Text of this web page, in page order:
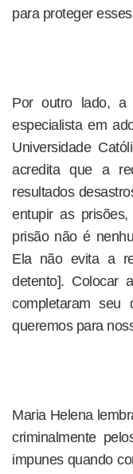
para proteger
Por outro lado, a
especialista em
Universidade
acredita que a
resultados
entupir as
prisão não é
Ela não evita a
detento]. Colocar
completaram seu
queremos para
Maria Helena
criminalmente
impunes quando